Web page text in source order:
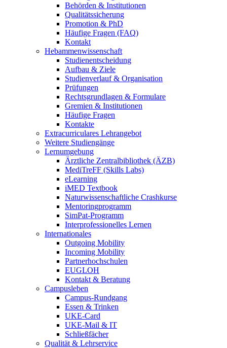
Behörden & Institutionen
Qualitätssicherung
Promotion & PhD
Häufige Fragen (FAQ)
Kontakt
Hebammenwissenschaft
Studienentscheidung
Aufbau & Ziele
Studienverlauf & Organisation
Prüfungen
Rechtsgrundlagen & Formulare
Gremien & Institutionen
Häufige Fragen
Kontakte
Extracurriculares Lehrangebot
Weitere Studiengänge
Lernumgebung
Ärztliche Zentralbibliothek (ÄZB)
MediTreFF (Skills Labs)
eLearning
iMED Textbook
Naturwissenschaftliche Crashkurse
Mentoringprogramm
SimPat-Programm
Interprofessionelles Lernen
Internationales
Outgoing Mobility
Incoming Mobility
Partnerhochschulen
EUGLOH
Kontakt & Beratung
Campusleben
Campus-Rundgang
Essen & Trinken
UKE-Card
UKE-Mail & IT
Schließfächer
Qualität & Lehrservice